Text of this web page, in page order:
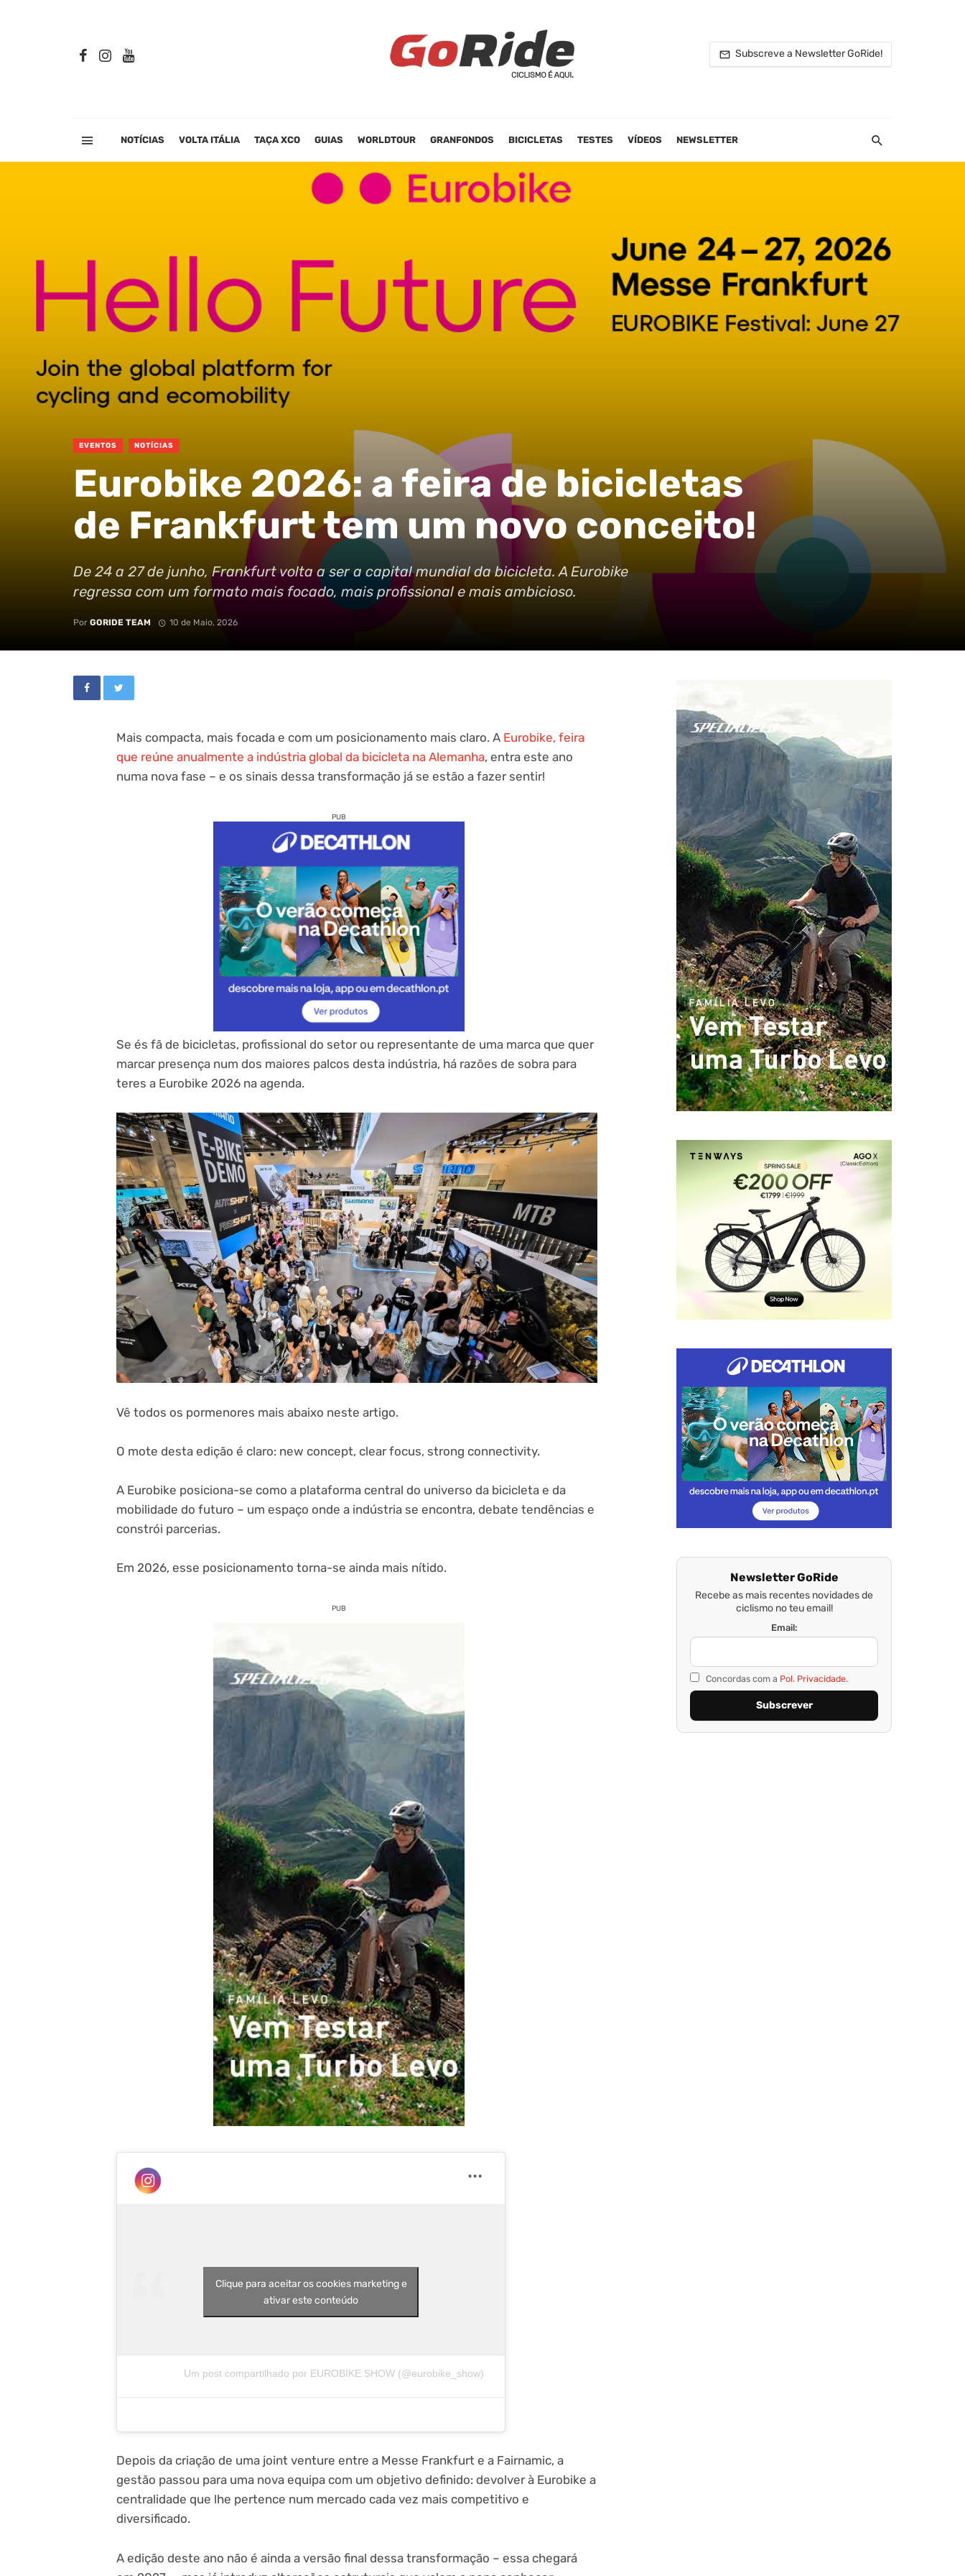
Subscreve a Newsletter GoRide!
NOTÍCIAS VOLTA ITÁLIA TAÇA XCO GUIAS WORLDTOUR GRANFONDOS BICICLETAS TESTES VÍDEOS NEWSLETTER
EVENTOS NOTÍCIAS
Eurobike 2026: a feira de bicicletas
de Frankfurt tem um novo conceito!
De 24 a 27 de junho, Frankfurt volta a ser a capital mundial da bicicleta. A Eurobike
regressa com um formato mais focado, mais profissional e mais ambicioso.
Por GORIDE TEAM 10 de Maio, 2026
Mais compacta, mais focada e com um posicionamento mais claro. A Eurobike, feira
que reúne anualmente a indústria global da bicicleta na Alemanha, entra este ano
numa nova fase – e os sinais dessa transformação já se estão a fazer sentir!
PUB
Se és fã de bicicletas, profissional do setor ou representante de uma marca que quer
marcar presença num dos maiores palcos desta indústria, há razões de sobra para
teres a Eurobike 2026 na agenda.
Vê todos os pormenores mais abaixo neste artigo.
O mote desta edição é claro: new concept, clear focus, strong connectivity.
A Eurobike posiciona-se como a plataforma central do universo da bicicleta e da
mobilidade do futuro – um espaço onde a indústria se encontra, debate tendências e
constrói parcerias.
Em 2026, esse posicionamento torna-se ainda mais nítido.
PUB
Um post compartilhado por EUROBIKE SHOW (@eurobike_show)
Clique para aceitar os cookies marketing e
ativar este conteúdo
Depois da criação de uma joint venture entre a Messe Frankfurt e a Fairnamic, a
gestão passou para uma nova equipa com um objetivo definido: devolver à Eurobike a
centralidade que lhe pertence num mercado cada vez mais competitivo e
diversificado.
A edição deste ano não é ainda a versão final dessa transformação – essa chegará
Newsletter GoRide
Recebe as mais recentes novidades de
ciclismo no teu email!
Email:
Concordas com a Pol. Privacidade.